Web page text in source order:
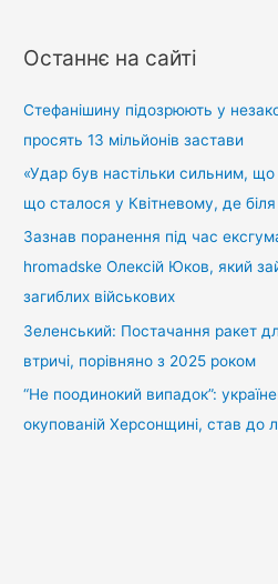
у
:
Останнє на сайті
Стефанішину підозрюють у
просять 13 мільйонів застави
«Удар був настільки сильним,
що сталося у Квітневому, де
Зазнав поранення під час
hromadske Олексій Юков, який
загиблих військових
Зеленський: Постачання ракет
втричі, порівняно з 2025 роком
“Не поодинокий випадок”:
окупованій Херсонщині, став до